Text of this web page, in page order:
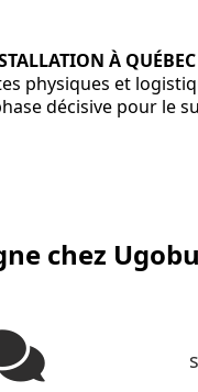
À QUÉBEC
physiques et
décisive pour le
chez